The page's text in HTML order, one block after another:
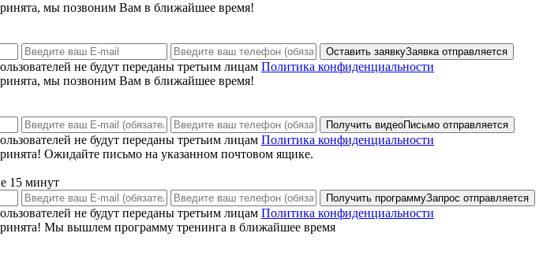
мы позвоним Вам в ближайшее время!
Оставить заявкуЗаявка отправляется
не будут переданы третьим лицам Политика конфиденциальности
мы позвоним Вам в ближайшее время!
Получить видеоПисьмо отправляется
не будут переданы третьим лицам Политика конфиденциальности
Ожидайте письмо на указанном почтовом ящике.
15 минут
Получить программуЗапрос отправляется
не будут переданы третьим лицам Политика конфиденциальности
Мы вышлем программу тренинга в ближайшее время